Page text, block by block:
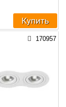
Купить
170957